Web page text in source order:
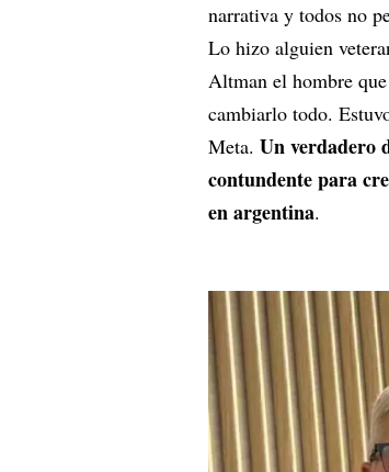
narrativa y todos no
Lo hizo alguien
Altman el hombre
cambiarlo todo.
Meta. Un verdadero
contundente para
en argentina.